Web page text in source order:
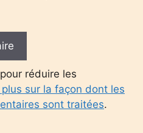
réduire les
plus sur la façon dont les
sont traitées.